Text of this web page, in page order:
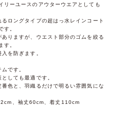
リーユースのアウターウエアとしても
ロングタイプの超はっ水レインコート
す。
りますが、ウエスト部分のゴムを絞る
す。
を防ぎます。
です。
しても最適です。
色と、羽織るだけで明るい雰囲気にな
、袖丈60cm、着丈110cm